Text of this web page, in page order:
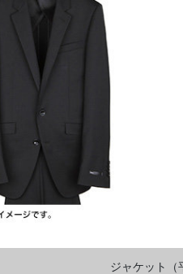
ジャケット（